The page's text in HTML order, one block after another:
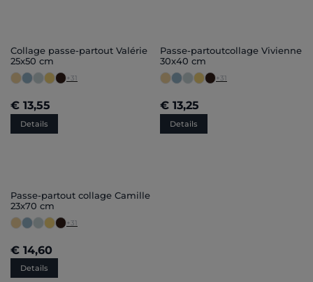
Collage passe-partout Valérie
25x50 cm
+31
€ 13,55
Details
Passe-partoutcollage Vivienne
30x40 cm
+31
€ 13,25
Details
Passe-partout collage Camille
23x70 cm
+31
€ 14,60
Details